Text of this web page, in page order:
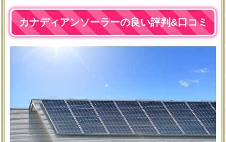
カナディアンソーラーの良い評判&口コミ